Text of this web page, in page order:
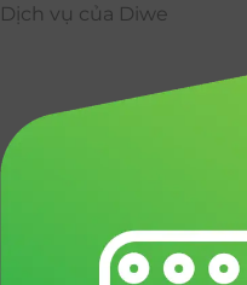
Dịch vụ của Diwe